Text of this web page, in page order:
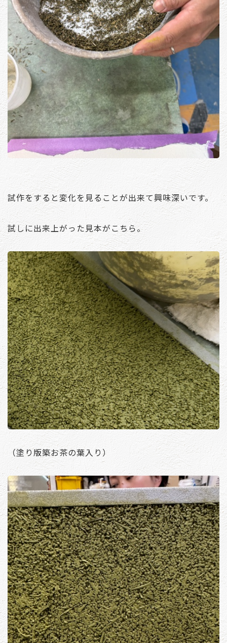
試作をすると変化を見ることが出来て興味深いです。
試しに出来上がった見本がこちら。
（塗り版築お茶の葉入り）